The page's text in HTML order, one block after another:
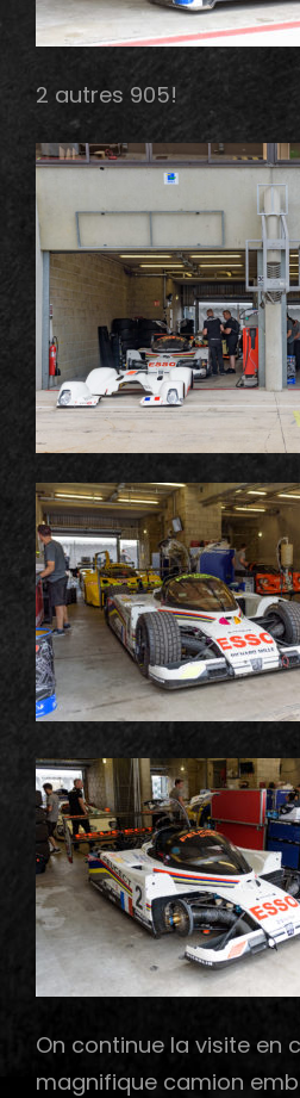
2 autres 905!
On continue la visite en
magnifique camion